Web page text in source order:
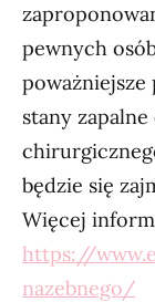
pewnych
poważniejsze
stany
będzie się
Więcej
https://
nazebnego/